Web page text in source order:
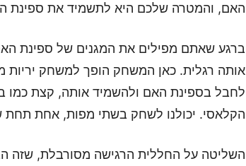
האם, והמטרה שלכם היא לתשמיד את ספינת
ברגע שאתם מפילים את המגנים של ספינת
אותה רגלית. כאן המשחק הופך למשחק יריות
הקלאסי. יכולנו לשחק בשתי מפות, אחת תחת
השליטה על החללית הרגישה מסורבלת, שזה